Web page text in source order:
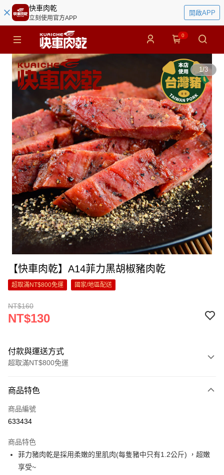
快車肉乾
立刻使用官方APP
開啟APP
0
1/3
【快車肉乾】A14菲力黑胡椒豬肉乾
超取滿NT$800免運 國家/地區配送
NT$160
NT$130
付款與運送方式
超取滿NT$800免運
信用卡一次付款
超商取貨付款
Apple Pay
街口支付
商品特色
商品編號
633434
商品特色
菲力豬肉乾是採用柔嫩的里肌肉(每隻豬中只有1.2公斤) ，超嫩
享受~